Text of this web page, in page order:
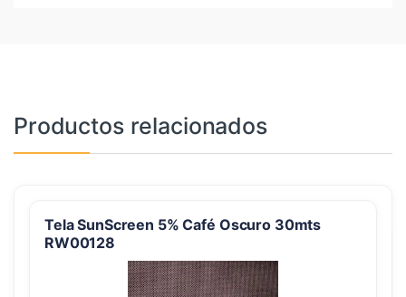
Productos relacionados
Tela SunScreen 5% Café Oscuro 30mts
RW00128